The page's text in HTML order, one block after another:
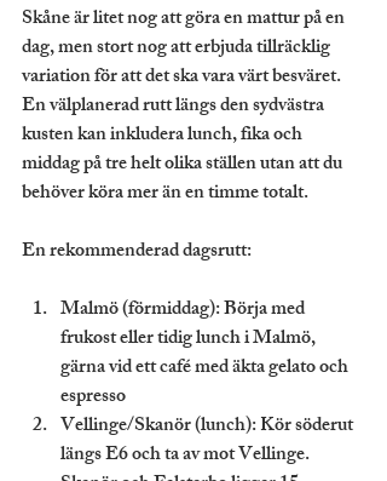
Skåne är litet nog att göra en mattur på en
dag, men stort nog att erbjuda tillräcklig
variation för att det ska vara värt besväret.
En välplanerad rutt längs den sydvästra
kusten kan inkludera lunch, fika och
middag på tre helt olika ställen utan att du
behöver köra mer än en timme totalt.
En rekommenderad dagsrutt:
Malmö (förmiddag): Börja med
frukost eller tidig lunch i Malmö,
gärna vid ett café med äkta gelato och
espresso
Vellinge/Skanör (lunch): Kör söderut
längs E6 och ta av mot Vellinge.